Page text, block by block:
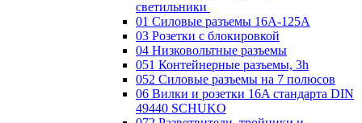
светильники
01 Силовые разъемы 16А-125А
03 Розетки с блокировкой
04 Низковольтные разъемы
051 Контейнерные разъемы, 3h
052 Силовые разъемы на 7 полюсов
06 Вилки и розетки 16A стандарта DIN
49440 SCHUKO